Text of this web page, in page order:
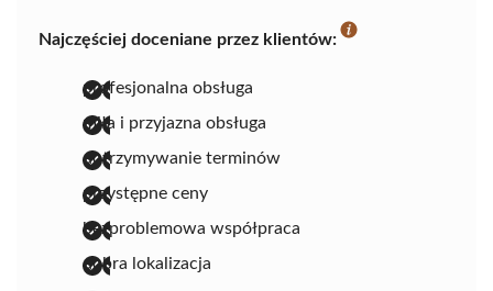
Najczęściej doceniane przez klientów:
profesjonalna obsługa
miła i przyjazna obsługa
dotrzymywanie terminów
przystępne ceny
bezproblemowa współpraca
dobra lokalizacja